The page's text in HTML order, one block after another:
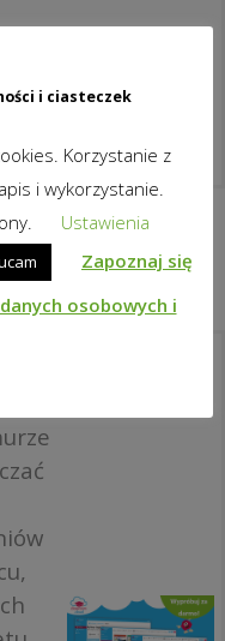
i ciasteczek
Korzystanie z
i wykorzystanie.
Ustawienia
Zapoznaj się
osobowych i